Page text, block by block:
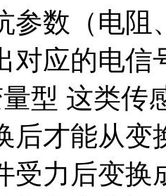
参数（电
对应的电信
量型 这类
后才能从
受力后变